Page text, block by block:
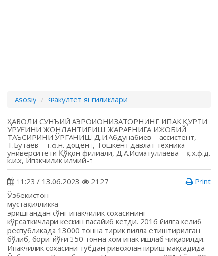
Asosiy Факултет янгиликлари
ҲАВОЛИ СУНЪИЙ АЭРОИОНИЗАТОРНИНГ ИПАК ҚУРТИ
УРУҒИНИ ЖОНЛАНТИРИШ ЖАРАЁНИГА ИЖОБИЙ
ТАЪСИРИНИ ЎРГАНИШ Д.И.Абдунабиев – ассистент,
Т.Бутаев – т.ф.н. доцент, Тошкент давлат техника
университети Қўқон филиали, Д.А.Исматуллаева – қ.х.ф.д.
к.и.х, Ипакчилик илмий-т
11:23 / 13.06.2023 2127
Print
Ўзбекистон
мустақилликка
эришгандан сўнг ипакчилик сохасининг
кўрсаткичлари кескин пасайиб кетди. 2016 йилга келиб
республикада 13000 тонна тирик пилла етиштирилган
бўлиб, бори-йўғи 350 тонна хом ипак ишлаб чиқарилди.
Ипакчилик сохасини тубдан ривожлантириш мақсадида